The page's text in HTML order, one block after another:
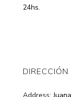
24hs.
DIRECCIÓN